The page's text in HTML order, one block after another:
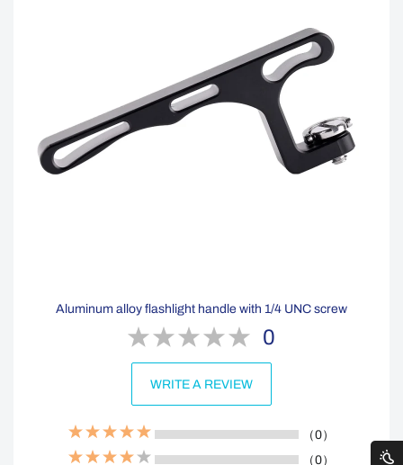
Aluminum alloy flashlight handle with 1/4 UNC screw
0
WRITE A REVIEW
（0）
（0）